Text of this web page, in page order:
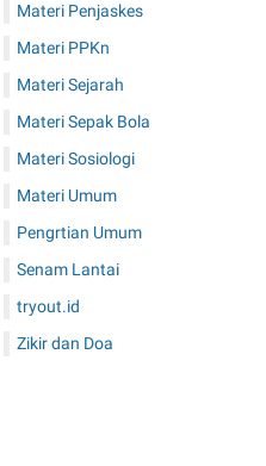
Materi Penjaskes
Materi PPKn
Materi Sejarah
Materi Sepak Bola
Materi Sosiologi
Materi Umum
Pengrtian Umum
Senam Lantai
tryout.id
Zikir dan Doa